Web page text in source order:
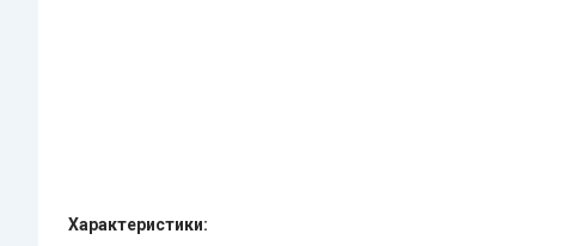
Характеристики: